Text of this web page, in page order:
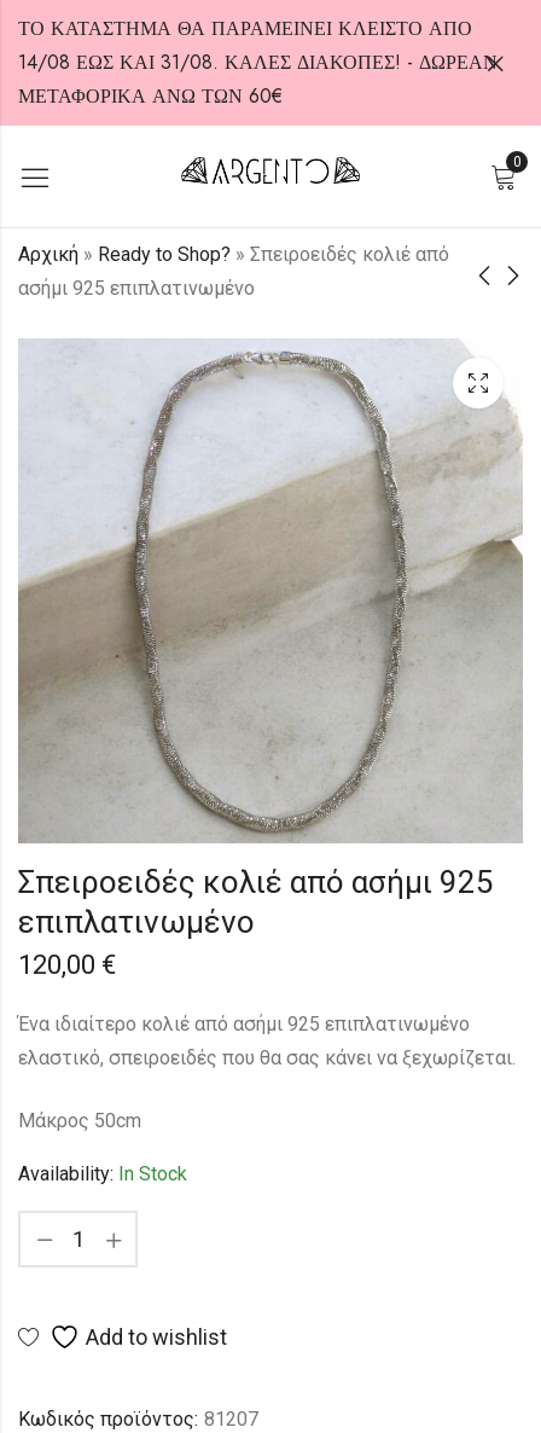
ΤΟ ΚΑΤΑΣΤΗΜΑ ΘΑ ΠΑΡΑΜΕΙΝΕΙ ΚΛΕΙΣΤΟ ΑΠΟ
14/08 ΕΩΣ ΚΑΙ 31/08. ΚΑΛΕΣ ΔΙΑΚΟΠΕΣ! - ΔΩΡΕΑΝ
ΜΕΤΑΦΟΡΙΚΑ ΑΝΩ ΤΩΝ 60€
0
Αρχική » Ready to Shop? » Σπειροειδές κολιέ από
ασήμι 925 επιπλατινωμένο
Δαχτυλίδι από ασήμι
925 με πέτρα
κεχριμπάρι
120,00€
σκουλαρίκια από
ορείχαλκο
18,00
Σπειροειδές κολιέ από ασήμι 925
επιπλατινωμένο
120,00 €
Ένα ιδιαίτερο κολιέ από ασήμι 925 επιπλατινωμένο
ελαστικό, σπειροειδές που θα σας κάνει να ξεχωρίζεται.
Μάκρος 50cm
Availability: In Stock
Add to wishlist
Κωδικός προϊόντος: 81207
HOT